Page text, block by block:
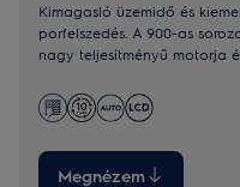
Kimagasló üzemidő és
porfelszedés. A 900-as
nagy teljesítményű motorja
hatékony.
Megnézem